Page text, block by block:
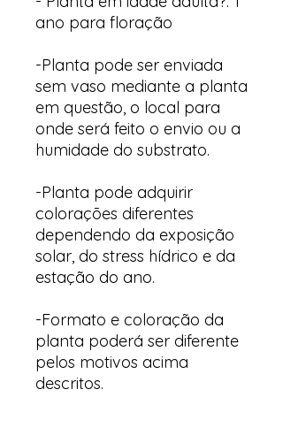
ano para floração
-Planta pode ser enviada
sem vaso mediante a planta
em questão, o local para
onde será feito o envio ou a
humidade do substrato.
-Planta pode adquirir
colorações diferentes
dependendo da exposição
solar, do stress hídrico e da
estação do ano.
-Formato e coloração da
planta poderá ser diferente
pelos motivos acima
descritos.